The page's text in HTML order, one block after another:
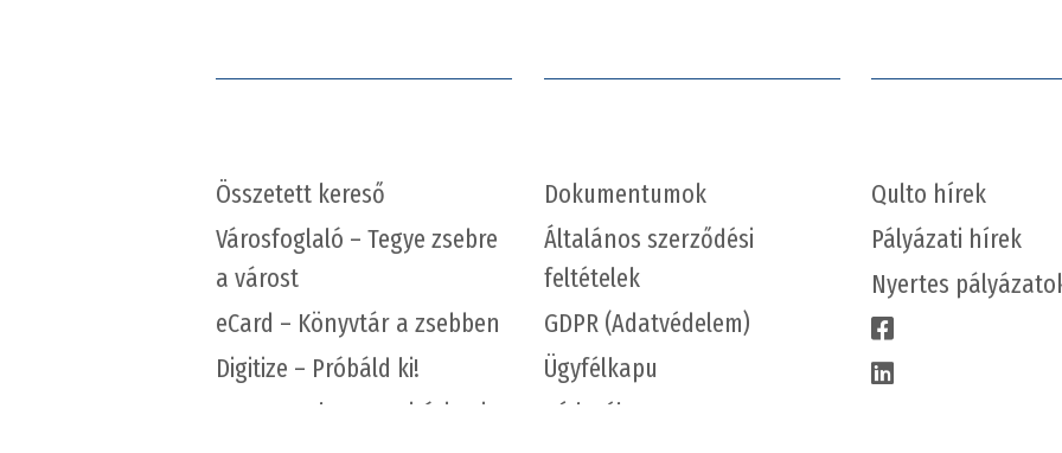
Összetett kereső
Városfoglaló – Tegye zsebre
a várost
eCard – Könyvtár a zsebben
Digitize – Próbáld ki!
Repo – Qulto repozitóriumi
Dokumentumok
Általános szerződési
feltételek
GDPR (Adatvédelem)
Ügyfélkapu
Hírlevél
Qulto hírek
Pályázati hírek
Nyertes